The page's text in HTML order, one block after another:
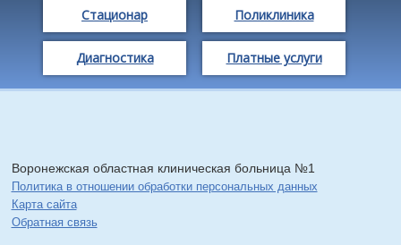
Стационар Поликлиника
Диагностика Платные услуги
Воронежская областная клиническая больница №1
Политика в отношении обработки персональных данных
Карта сайта
Обратная связь